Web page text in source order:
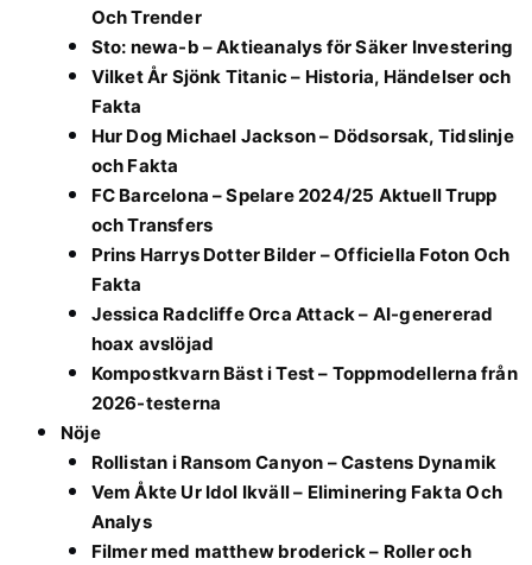
Och Trender
Sto: newa-b – Aktieanalys för Säker Investering
Vilket År Sjönk Titanic – Historia, Händelser och
Fakta
Hur Dog Michael Jackson – Dödsorsak, Tidslinje
och Fakta
FC Barcelona – Spelare 2024/25 Aktuell Trupp
och Transfers
Prins Harrys Dotter Bilder – Officiella Foton Och
Fakta
Jessica Radcliffe Orca Attack – AI-genererad
hoax avslöjad
Kompostkvarn Bäst i Test – Toppmodellerna från
2026-testerna
Nöje
Rollistan i Ransom Canyon – Castens Dynamik
Vem Åkte Ur Idol Ikväll – Eliminering Fakta Och
Analys
Filmer med matthew broderick – Roller och